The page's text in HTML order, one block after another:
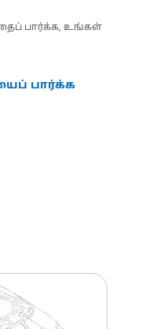
பார்க்க, உங்கள்
பார்க்க